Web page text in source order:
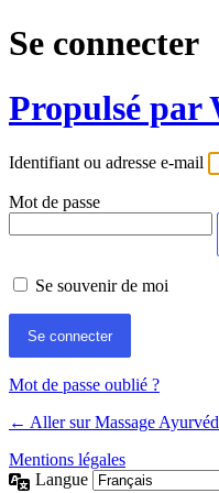
Se connecter
Propulsé par
Identifiant ou adresse e-mail
Mot de passe
Se souvenir de moi
Mot de passe oublié ?
← Aller sur Massage
Mentions légales
Langue